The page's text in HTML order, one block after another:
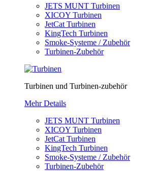
JETS MUNT Turbinen
XICOY Turbinen
JetCat Turbinen
KingTech Turbinen
Smoke-Systeme / Zubehör
Turbinen-Zubehör
Turbinen und Turbinen-zubehör
Mehr Details
JETS MUNT Turbinen
XICOY Turbinen
JetCat Turbinen
KingTech Turbinen
Smoke-Systeme / Zubehör
Turbinen-Zubehör